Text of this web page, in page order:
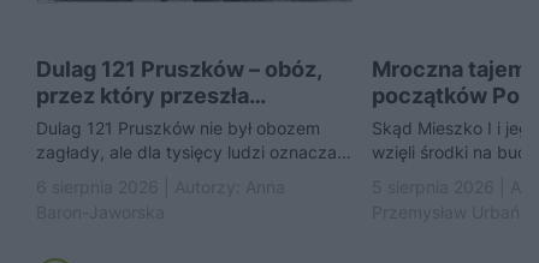
Dulag 121 Pruszków – obóz,
przez który przeszła
Warszawa
Dulag 121 Pruszków nie był obozem
zagłady, ale dla tysięcy ludzi oznaczał
Mroczna
początków
Piastowie
niewolnikami?
Skąd Mieszko I i
wzięli środki na